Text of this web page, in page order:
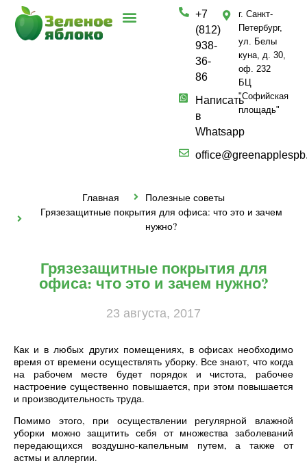
+7
(812)
938-
36-
86
Написать
в
Whatsapp
г. Санкт-
Петербург,
ул. Белы
куна, д. 30,
оф. 232
БЦ
"Софийская
площадь"
Главная
Полезные советы
Грязезащитные покрытия для офиса: что это и зачем
нужно?
Грязезащитные покрытия для
офиса: что это и зачем нужно?
23 августа, 2017
Как и в любых других помещениях, в офисах необходимо
время от времени осуществлять уборку. Все знают, что когда
на рабочем месте будет порядок и чистота, рабочее
настроение существенно повышается, при этом повышается
и производительность труда.
Помимо этого, при осуществлении регулярной влажной
уборки можно защитить себя от множества заболеваний
передающихся воздушно-капельным путем, а также от
астмы и аллергии.